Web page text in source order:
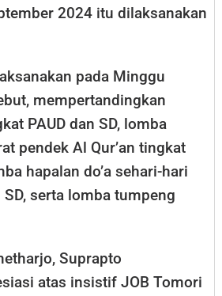
2024 itu dilaksanakan
pada Minggu
mempertandingkan
PAUD dan SD, lomba
pendek Al Qur’an tingkat
hapalan do’a sehari-hari
serta lomba tumpeng
Suprapto
atas insistif JOB Tomori